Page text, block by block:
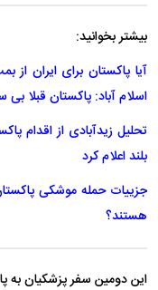
بیشتر بخوانید:
آیا پاکستان برای ایران از
اسلام آباد: پاکستان قبلا
تحلیل زیدآبادی از اقدام
بلند اعلام کرد
جزییات حمله موشکی
هستند؟
این دومین سفر پزشکیان به